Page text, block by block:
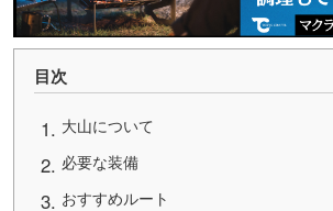
目次
大山について
必要な装備
おすすめルート